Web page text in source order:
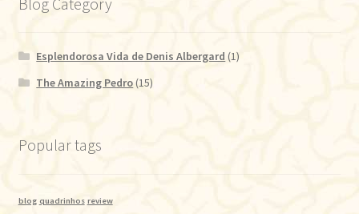
Esplendorosa Vida de Denis Albergard (1)
The Amazing Pedro(15)
Popular tags
blog quadrinhos review